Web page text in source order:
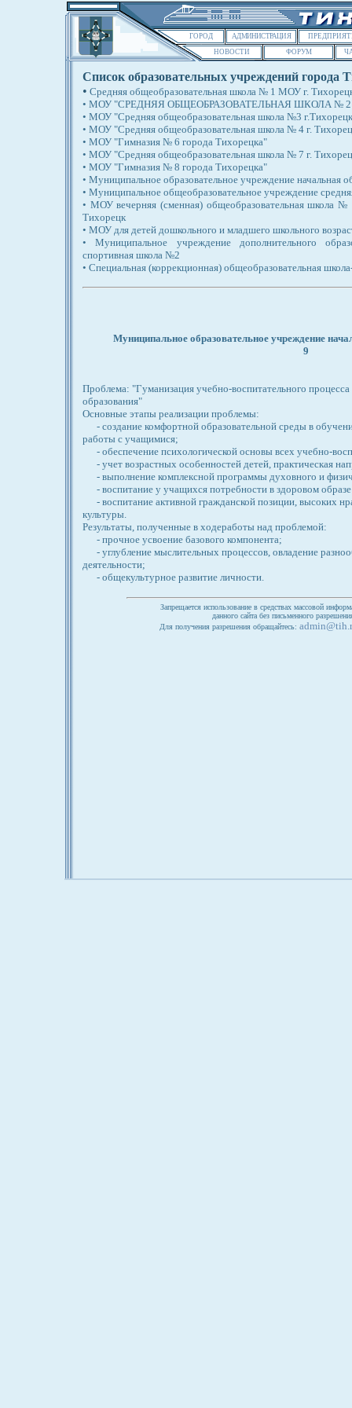
ГОРОД АДМИНИСТРАЦИЯ
НОВОСТИ
ФОРУМ
Список образовательных учреждений города
• Средняя общеобразовательная школа № 1 МОУ г.
• МОУ "СРЕДНЯЯ ОБЩЕОБРАЗОВАТЕЛЬНАЯ ШКОЛА № 2
• МОУ "Средняя общеобразовательная школа №3
• МОУ "Средняя общеобразовательная школа № 4 г.
• МОУ "Гимназия № 6 города Тихорецка"
• МОУ "Средняя общеобразовательная школа № 7 г.
• МОУ "Гимназия № 8 города Тихорецка"
• Муниципальное образовательное учреждение начальная
• Муниципальное общеобразовательное учреждение
• МОУ вечерняя (сменная) общеобразовательная школа №
Тихорецк
• МОУ для детей дошкольного и младшего школьного
• Муниципальное учреждение дополнительного
спортивная школа №2
• Специальная (коррекционная) общеобразовательная
Муниципальное образовательное учреждение
9
Проблема: "Гуманизация учебно-воспитательного
образования"
Основные этапы реализации проблемы:
- создание комфортной образовательной среды в
работы с учащимися;
- обеспечение психологической основы всех учебно-
- учет возрастных особенностей детей, практическая
- выполнение комплексной программы духовного и
- воспитание у учащихся потребности в здоровом
- воспитание активной гражданской позиции, высоких
культуры.
Результаты, полученные в ходеработы над проблемой:
- прочное усвоение базового компонента;
- углубление мыслительных процессов, овладение
деятельности;
- общекультурное развитие личности.
Запрещается использование в средствах массовой
данного сайта без письменного
Для получения разрешения обращайтесь: